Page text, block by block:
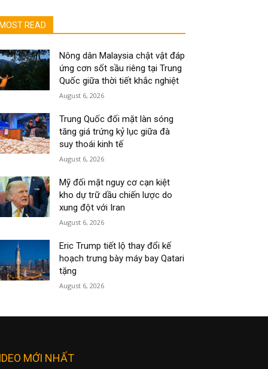
MOST READ
Nông dân Malaysia chật vật đáp
ứng cơn sốt sầu riêng tại Trung
Quốc giữa thời tiết khắc nghiệt
August 6, 2026
Trung Quốc đối mặt làn sóng
tăng giá trứng kỷ lục giữa đà
suy thoái kinh tế
August 6, 2026
Mỹ đối mặt nguy cơ cạn kiệt
kho dự trữ dầu chiến lược do
xung đột với Iran
August 6, 2026
Eric Trump tiết lộ thay đổi kế
hoạch trưng bày máy bay Qatari
tặng
August 6, 2026
MỚI NHẤT